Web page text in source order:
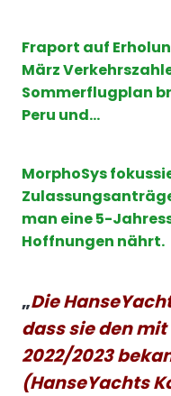
Fraport auf
März
Sommerflugplan
Peru und…
MorphoSys
man eine 5-
Hoffnungen nährt.
„Die
dass sie den
2022/2023
(HanseYachts